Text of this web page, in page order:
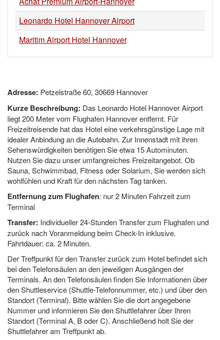
Leonardo Hotel Hannover Airport
Maritim Airport Hotel Hannover
Adresse: Petzelstraße 60, 30669 Hannover
Kurze Beschreibung: Das Leonardo Hotel Hannover Airport
liegt 200 Meter vom Flughafen Hannover entfernt. Für
Freizeitreisende hat das Hotel eine verkehrsgünstige Lage mit
idealer Anbindung an die Autobahn. Zur Innenstadt mit ihren
Sehenswürdigkeiten benötigen Sie etwa 15 Autominuten.
Nutzen Sie dazu unser umfangreiches Freizeitangebot. Ob
Sauna, Schwimmbad, Fitness oder Solarium, Sie werden sich
wohlfühlen und Kraft für den nächsten Tag tanken.
Entfernung zum Flughafen: nur 2 Minuten Fahrzeit zum
Terminal
Transfer: Individueller 24-Stunden Transfer zum Flughafen und
zurück nach Voranmeldung beim Check-In inklusive.
Fahrtdauer: ca. 2 Minuten.
Der Treffpunkt für den Transfer zurück zum Hotel befindet sich
bei den Telefonsäulen an den jeweiligen Ausgängen der
Terminals. An den Telefonsäulen finden Sie Informationen über
den Shuttleservice (Shuttle-Telefonnummer, etc.) und über den
Standort (Terminal). Bitte wählen Sie die dort angegebene
Nummer und informieren Sie den Shuttlefahrer über Ihren
Standort (Terminal A, B oder C). Anschließend holt Sie der
Shuttlefahrer am Treffpunkt ab.